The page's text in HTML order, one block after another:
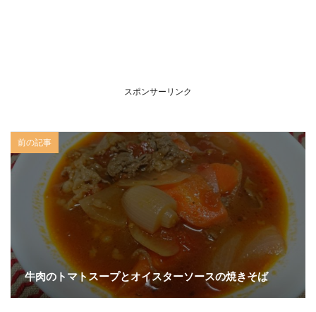
スポンサーリンク
前の記事
牛肉のトマトスープとオイスターソースの焼きそば